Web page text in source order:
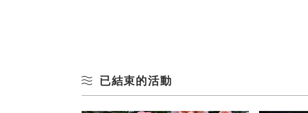
依季節搜尋 by Season
已結束的活動